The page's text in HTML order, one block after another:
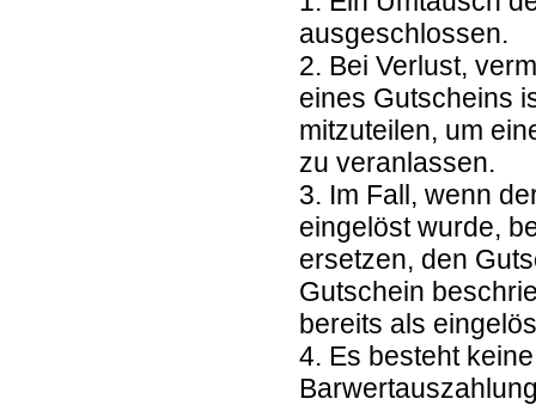
ausgeschlossen.
2. Bei Verlust,
eines Gutscheins
mitzuteilen, um
zu veranlassen.
3. Im Fall, wenn
eingelöst wurde,
ersetzen, den
Gutschein
bereits als
4. Es besteht